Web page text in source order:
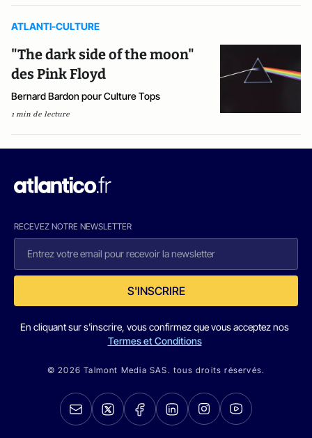
ATLANTI-CULTURE
"The dark side of the moon"
des Pink Floyd
Bernard Bardon pour Culture Tops
1 min de lecture
RECEVEZ NOTRE NEWSLETTER
S'INSCRIRE
En cliquant sur s'inscrire, vous confirmez que vous acceptez nos
Termes et Conditions
© 2026 Talmont Media SAS. tous droits réservés.